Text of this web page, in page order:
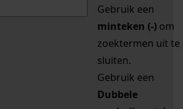
Gebruik een
minteken (-) om
zoektermen uit te
sluiten.
Gebruik een
Dubbele